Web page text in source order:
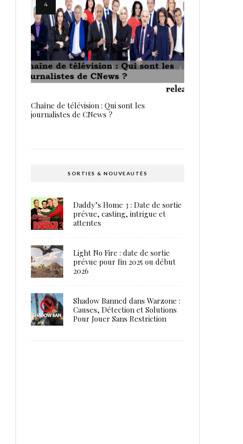
Chaîne de télévision : Qui sont les
journalistes de CNews ?
SORTIES & NOUVEAUTÉS
Daddy’s Home 3 : Date de sortie
prévue, casting, intrigue et
attentes
Light No Fire : date de sortie
prévue pour fin 2025 ou début
2026
Shadow Banned dans Warzone :
Causes, Détection et Solutions
Pour Jouer Sans Restriction